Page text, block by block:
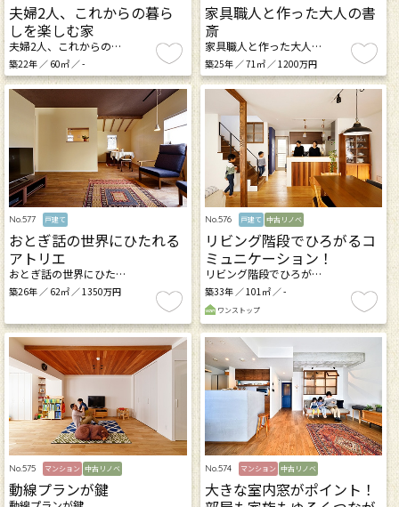
夫婦2人、これからの暮ら
しを楽しむ家
夫婦2人、これからの…
築22年 ／ 60㎡ ／ -
家具職人と作った大人の書
斎
家具職人と作った大人…
築25年 ／ 71㎡ ／ 1200万円
No.577 戸建て
おとぎ話の世界にひたれる
アトリエ
おとぎ話の世界にひた…
築26年 ／ 62㎡ ／ 1350万円
No.576 戸建て 中古リノベ
リビング階段でひろがるコ
ミュニケーション！
リビング階段でひろが…
築33年 ／ 101㎡ ／ -
ワンストップ
No.575 マンション 中古リノベ
動線プランが鍵
No.574 マンション 中古リノベ
大きな室内窓がポイント！